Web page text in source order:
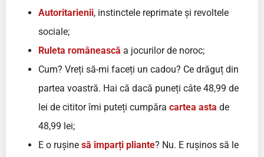
Autoritarienii, instinctele reprimate și revoltele
sociale;
Ruleta românească a jocurilor de noroc;
Cum? Vreți să-mi faceți un cadou? Ce drăguț din
partea voastră. Hai că dacă puneți câte 48,99 de
lei de cititor îmi puteți cumpăra cartea asta de
48,99 lei;
E o rușine să împarți pliante? Nu. E rușinos să le